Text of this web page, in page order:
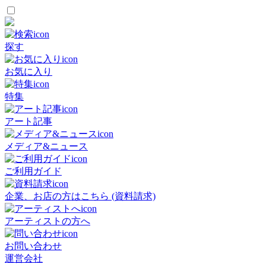
探す
お気に入り
特集
アート記事
メディア&ニュース
ご利用ガイド
企業、お店の方はこちら (資料請求)
アーティストの方へ
お問い合わせ
運営会社